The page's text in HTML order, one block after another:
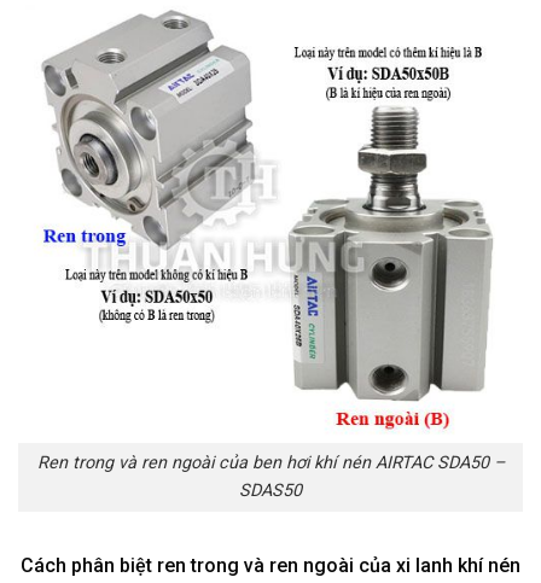
Ren trong và ren ngoài của ben hơi khí nén AIRTAC SDA50 –
SDAS50
Cách phân biệt ren trong và ren ngoài của xi lanh khí nén